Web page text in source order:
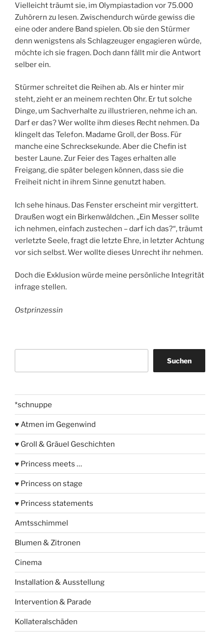
Vielleicht träumt sie, im Olympiastadion vor 75.000
Zuhörern zu lesen. Zwischendurch würde gewiss die
eine oder andere Band spielen. Ob sie den Stürmer
denn wenigstens als Schlagzeuger engagieren würde,
möchte ich sie fragen. Doch dann fällt mir die Antwort
selber ein.
Stürmer schreitet die Reihen ab. Als er hinter mir
steht, zieht er an meinem rechten Ohr. Er tut solche
Dinge, um Sachverhalte zu illustrieren, nehme ich an.
Darf er das? Wer wollte ihm dieses Recht nehmen. Da
klingelt das Telefon. Madame Groll, der Boss. Für
manche eine Schrecksekunde. Aber die Chefin ist
bester Laune. Zur Feier des Tages erhalten alle
Freigang, die später belegen können, dass sie die
Freiheit nicht in ihrem Sinne genutzt haben.
Ich sehe hinaus. Das Fenster erscheint mir vergittert.
Draußen wogt ein Birkenwäldchen. „Ein Messer sollte
ich nehmen, einfach zustechen – darf ich das?“, träumt
verletzte Seele, fragt die letzte Ehre, in letzter Achtung
vor sich selbst. Wer wollte dieses Unrecht ihr nehmen.
Doch die Exklusion würde meine persönliche Integrität
infrage stellen.
Ostprinzessin
Suchen
*schnuppe
♥ Atmen im Gegenwind
♥ Groll & Gräuel Geschichten
♥ Princess meets …
♥ Princess on stage
♥ Princess statements
Amtsschimmel
Blumen & Zitronen
Cinema
Installation & Ausstellung
Intervention & Parade
Kollateralschäden